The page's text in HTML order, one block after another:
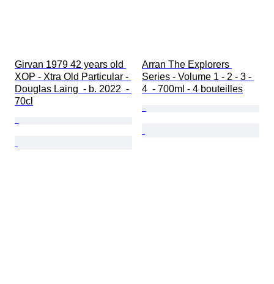
Girvan 1979 42 years old
XOP - Xtra Old Particular -
Douglas Laing  - b. 2022  -
70cl
Arran The Explorers
Series - Volume 1 - 2 - 3 -
4  - 700ml - 4 bouteilles